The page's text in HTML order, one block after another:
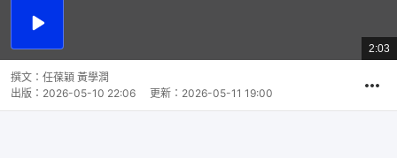
播
總
共
2:03
撰文： 任葆穎 黃學潤
出版： 2026-05-10 22:06 更新： 2026-05-11 19:00